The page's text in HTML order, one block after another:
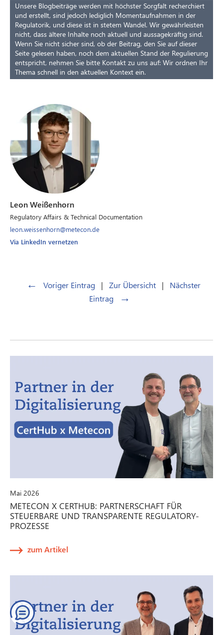
Unsere Blogbeiträge werden mit höchster Sorgfalt recherchiert
und erstellt, sind jedoch lediglich Momentaufnahmen in der
Regulatorik, und diese ist in stetem Wandel. Wir gewährleisten
nicht, dass ältere Inhalte noch aktuell und aussagekräftig sind.
Wenn Sie nicht sicher sind, ob der Beitrag, den Sie auf dieser
Seite gelesen haben, noch dem aktuellen Stand der Regulierung
entspricht, nehmen Sie bitte Kontakt zu uns auf: Wir ordnen Ihr
Thema schnell in den aktuellen Kontext ein.
Leon Weißenhorn
Regulatory Affairs & Technical Documentation
leon.weissenhorn@metecon.de
Via LinkedIn vernetzen
← Voriger Eintrag | Zur Übersicht |
Nächster
Eintrag
→
Mai 2026
METECON X CERTHUB: PARTNERSCHAFT FÜR
STEUERBARE UND TRANSPARENTE REGULATORY-
PROZESSE
zum Artikel